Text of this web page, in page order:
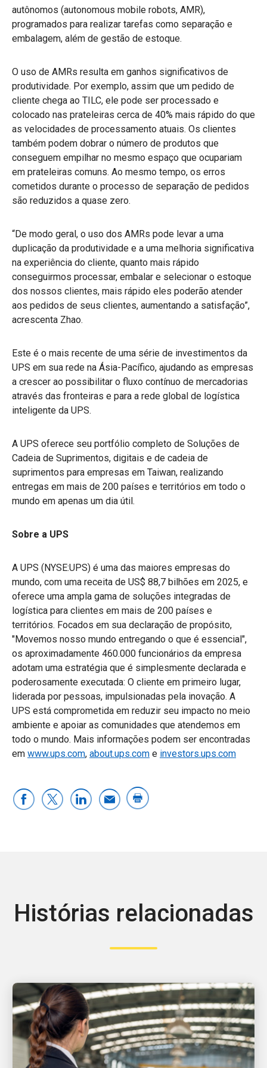
autônomos (autonomous mobile robots, AMR),
programados para realizar tarefas como separação e
embalagem, além de gestão de estoque.
O uso de AMRs resulta em ganhos significativos de
produtividade. Por exemplo, assim que um pedido de
cliente chega ao TILC, ele pode ser processado e
colocado nas prateleiras cerca de 40% mais rápido do que
as velocidades de processamento atuais. Os clientes
também podem dobrar o número de produtos que
conseguem empilhar no mesmo espaço que ocupariam
em prateleiras comuns. Ao mesmo tempo, os erros
cometidos durante o processo de separação de pedidos
são reduzidos a quase zero.
“De modo geral, o uso dos AMRs pode levar a uma
duplicação da produtividade e a uma melhoria significativa
na experiência do cliente, quanto mais rápido
conseguirmos processar, embalar e selecionar o estoque
dos nossos clientes, mais rápido eles poderão atender
aos pedidos de seus clientes, aumentando a satisfação”,
acrescenta Zhao.
Este é o mais recente de uma série de investimentos da
UPS em sua rede na Ásia-Pacífico, ajudando as empresas
a crescer ao possibilitar o fluxo contínuo de mercadorias
através das fronteiras e para a rede global de logística
inteligente da UPS.
A UPS oferece seu portfólio completo de Soluções de
Cadeia de Suprimentos, digitais e de cadeia de
suprimentos para empresas em Taiwan, realizando
entregas em mais de 200 países e territórios em todo o
mundo em apenas um dia útil.
Sobre a UPS
A UPS (NYSE:UPS) é uma das maiores empresas do
mundo, com uma receita de US$ 88,7 bilhões em 2025, e
oferece uma ampla gama de soluções integradas de
logística para clientes em mais de 200 países e
territórios. Focados em sua declaração de propósito,
"Movemos nosso mundo entregando o que é essencial",
os aproximadamente 460.000 funcionários da empresa
adotam uma estratégia que é simplesmente declarada e
poderosamente executada: O cliente em primeiro lugar,
liderada por pessoas, impulsionadas pela inovação. A
UPS está comprometida em reduzir seu impacto no meio
ambiente e apoiar as comunidades que atendemos em
todo o mundo. Mais informações podem ser encontradas
em www.ups.com, about.ups.com e investors.ups.com
Histórias relacionadas